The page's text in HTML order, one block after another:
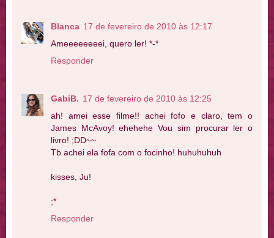
Blanca 17 de fevereiro de 2010 às 12:17
Ameeeeeeeei, quero ler! *-*
Responder
GabiB. 17 de fevereiro de 2010 às 12:25
ah! amei esse filme!! achei fofo e claro, tem o
James McAvoy! ehehehe Vou sim procurar ler o
livro! ;DD~~
Tb achei ela fofa com o focinho! huhuhuhuh
kisses, Ju!
;*
Responder